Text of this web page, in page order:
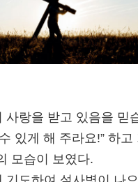
사랑을 받고 있음을 믿
있게 해 주라요!” 하
모습이 보였다.